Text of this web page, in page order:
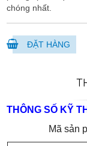
chóng nhất.
ĐẶT HÀNG
THÔNG SỐ KỸ
Mã sản